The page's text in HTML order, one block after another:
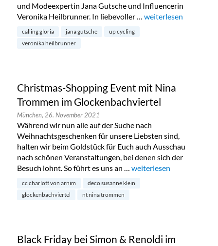
und Modeexpertin Jana Gutsche und Influencerin
Veronika Heilbrunner. In liebevoller … „Calling Gloria –
weiterlesen
calling gloria jana gutsche
up cycling
veronika heilbrunner
Christmas-Shopping Event mit Nina
Trommen im Glockenbachviertel
München, 26. November 2021
Während wir nun alle auf der Suche nach
Weihnachtsgeschenken für unsere Liebsten sind,
halten wir beim Goldstück für Euch auch Ausschau
nach schönen Veranstaltungen, bei denen sich der
Besuch lohnt. So führt es uns an … „Christmas-Shopping
weiterlesen
cc charlott von arnim
deco susanne klein
glockenbachviertel
nt nina trommen
Black Friday bei Simon & Renoldi im